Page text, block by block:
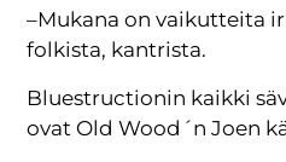
–Mukana on vaikutteita
folkista, kantrista.
Bluestructionin kaikki
ovat Old Wood´n Joen